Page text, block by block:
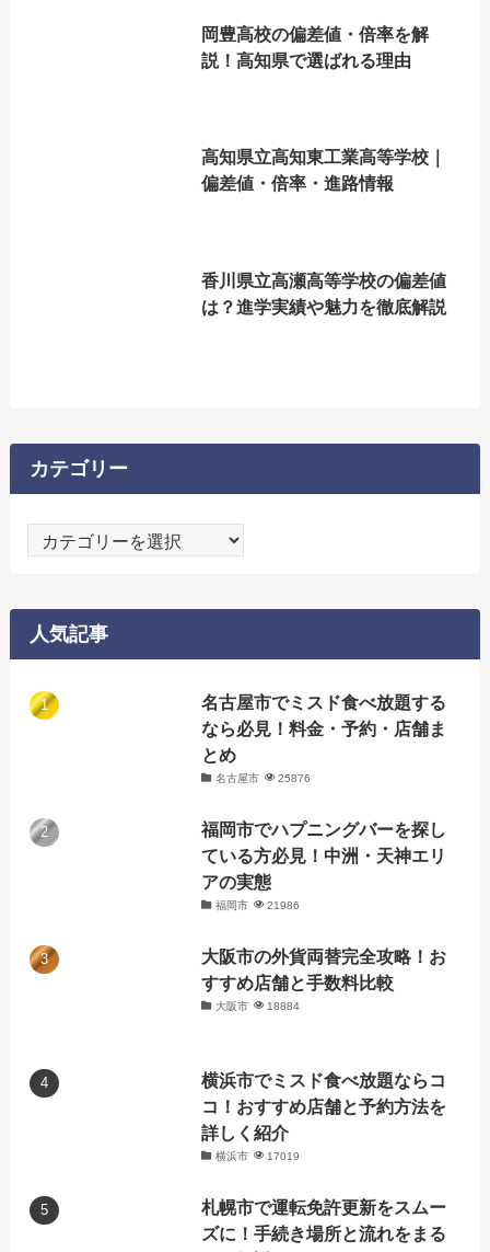
岡豊高校の偏差値・倍率を解
説！高知県で選ばれる理由
高知県立高知東工業高等学校｜
偏差値・倍率・進路情報
香川県立高瀬高等学校の偏差値
は？進学実績や魅力を徹底解説
カテゴリー
テ
ー
人気記事
名古屋市でミスド食べ放題する
なら必見！料金・予約・店舗ま
とめ
名古屋市 25876
福岡市でハプニングバーを探し
ている方必見！中洲・天神エリ
アの実態
福岡市 21986
大阪市の外貨両替完全攻略！お
すすめ店舗と手数料比較
大阪市 18884
横浜市でミスド食べ放題ならコ
コ！おすすめ店舗と予約方法を
詳しく紹介
横浜市 17019
札幌市で運転免許更新をスムー
ズに！手続き場所と流れをまる